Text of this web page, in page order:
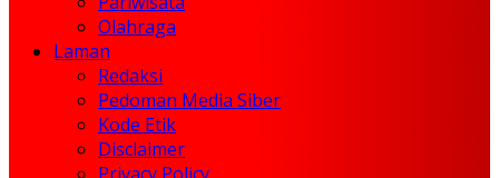
Olahraga
Laman
Redaksi
Pedoman Media Siber
Kode Etik
Disclaimer